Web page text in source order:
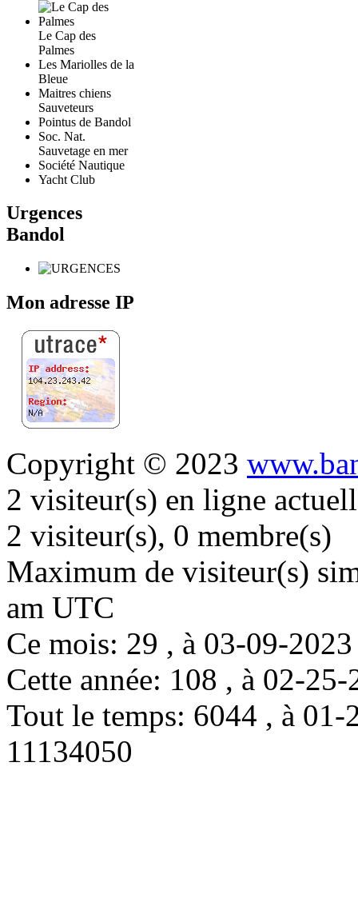
Le Cap des
Palmes
Les Mariolles de la
Bleue
Maitres chiens
Sauveteurs
Pointus de Bandol
Soc. Nat.
Sauvetage en mer
Société Nautique
Yacht Club
Urgences
Bandol
Mon adresse IP
Copyright © 2023
2 visiteur(s) en ligne
2 visiteur(s), 0 membre(s)
Maximum de visiteur(s)
am UTC
Ce mois: 29 , à 03-09-
Cette année: 108 , à 02-
Tout le temps: 6044 , à
11134050